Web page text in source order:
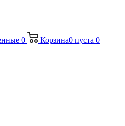
0 Корзина0 пуста 0